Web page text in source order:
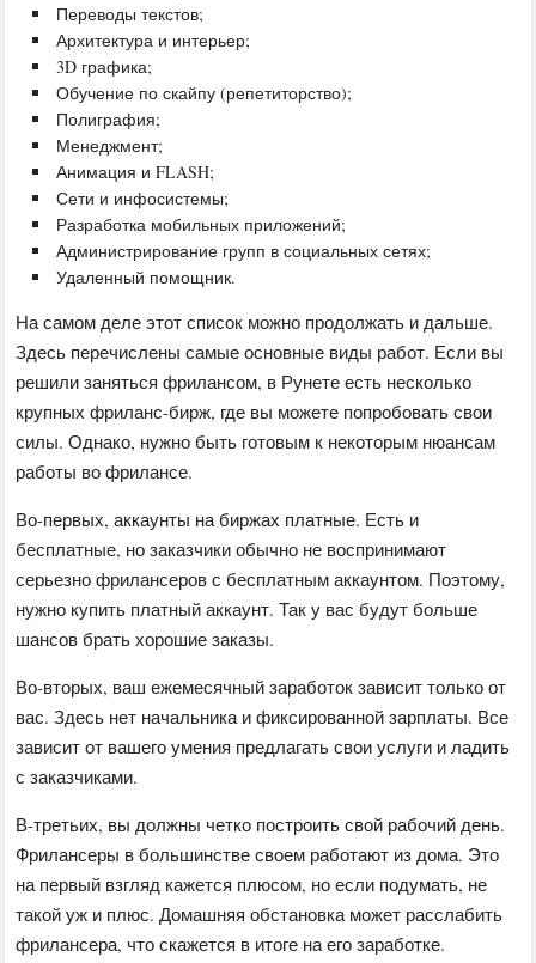
Переводы текстов;
Архитектура и интерьер;
3D графика;
Обучение по скайпу (репетиторство);
Полиграфия;
Менеджмент;
Анимация и FLASH;
Сети и инфосистемы;
Разработка мобильных приложений;
Администрирование групп в социальных сетях;
Удаленный помощник.
На самом деле этот список можно продолжать и дальше.
Здесь перечислены самые основные виды работ. Если вы
решили заняться фрилансом, в Рунете есть несколько
крупных фриланс-бирж, где вы можете попробовать свои
силы. Однако, нужно быть готовым к некоторым нюансам
работы во фрилансе.
Во-первых, аккаунты на биржах платные. Есть и
бесплатные, но заказчики обычно не воспринимают
серьезно фрилансеров с бесплатным аккаунтом. Поэтому,
нужно купить платный аккаунт. Так у вас будут больше
шансов брать хорошие заказы.
Во-вторых, ваш ежемесячный заработок зависит только от
вас. Здесь нет начальника и фиксированной зарплаты. Все
зависит от вашего умения предлагать свои услуги и ладить
с заказчиками.
В-третьих, вы должны четко построить свой рабочий день.
Фрилансеры в большинстве своем работают из дома. Это
на первый взгляд кажется плюсом, но если подумать, не
такой уж и плюс. Домашняя обстановка может расслабить
фрилансера, что скажется в итоге на его заработке.